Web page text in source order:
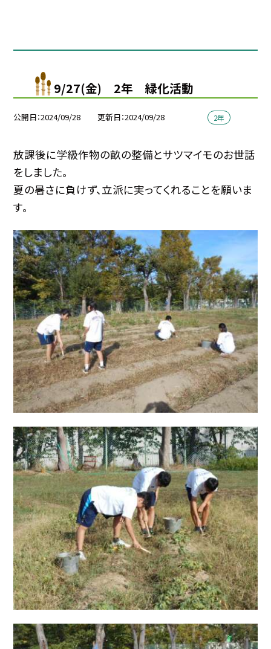
9/27(金) 2年 緑化活動
公開日 2024/09/28 更新日 2024/09/28 2年
放課後に学級作物の畝の整備とサツマイモのお世話
をしました。
夏の暑さに負けず、立派に実ってくれることを願いま
す。